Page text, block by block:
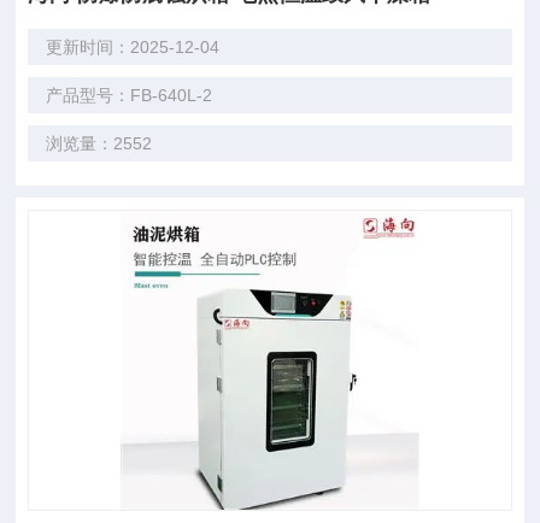
更新时间：2025-12-04
产品型号：FB-640L-2
浏览量：2552